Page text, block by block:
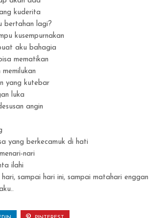
kuderita
bertahan lagi?
kusempurnakan
aku bahagia
mematikan
yang kutebar
luka
angin
yang berkecamuk di hati
nari
ilahi
sampai hari ini, sampai matahari enggan